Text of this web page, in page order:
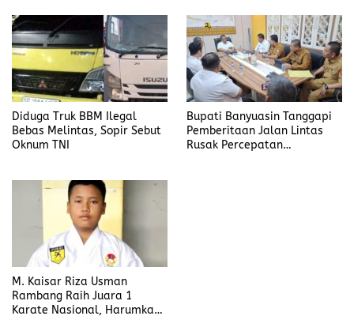
Diduga Truk BBM Ilegal
Bebas Melintas, Sopir Sebut
Oknum TNI
Bupati Banyuasin Tanggapi
Pemberitaan Jalan Lintas
Rusak Percepatan
M. Kaisar Riza Usman
Rambang Raih Juara 1
Karate Nasional, Harumkan